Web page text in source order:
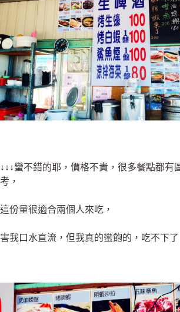
↓↓↓蠻不錯的耶，價格不貴，很多餐點都有
考，
這份量很適合兩個人來吃，
害我口水直流，但我真的蠻飽的，吃不下了